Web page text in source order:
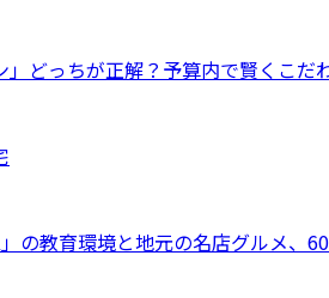
どっちが正解？予算内で賢くこだ
の教育環境と地元の名店グルメ、